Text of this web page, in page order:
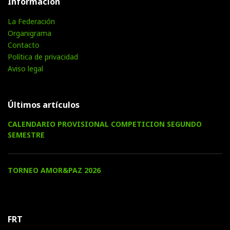
La Federación
Organigrama
Contacto
Política de privacidad
Aviso legal
Últimos artículos
CALENDARIO PROVISIONAL COMPETICION SEGUNDO
SEMESTRE
TORNEO AMOR&PAZ 2026
FRT